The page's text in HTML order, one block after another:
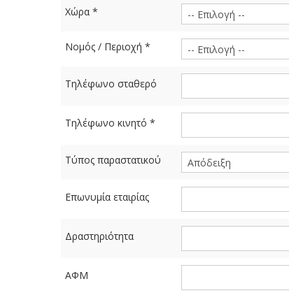
Χώρα *
Νομός / Περιοχή *
Τηλέφωνο σταθερό
Τηλέφωνο κινητό *
Τύπος παραστατικού
Επωνυμία εταιρίας
Δραστηριότητα
ΑΦΜ